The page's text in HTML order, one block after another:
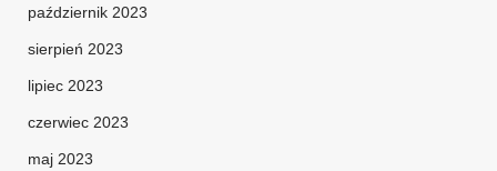
październik 2023
sierpień 2023
lipiec 2023
czerwiec 2023
maj 2023